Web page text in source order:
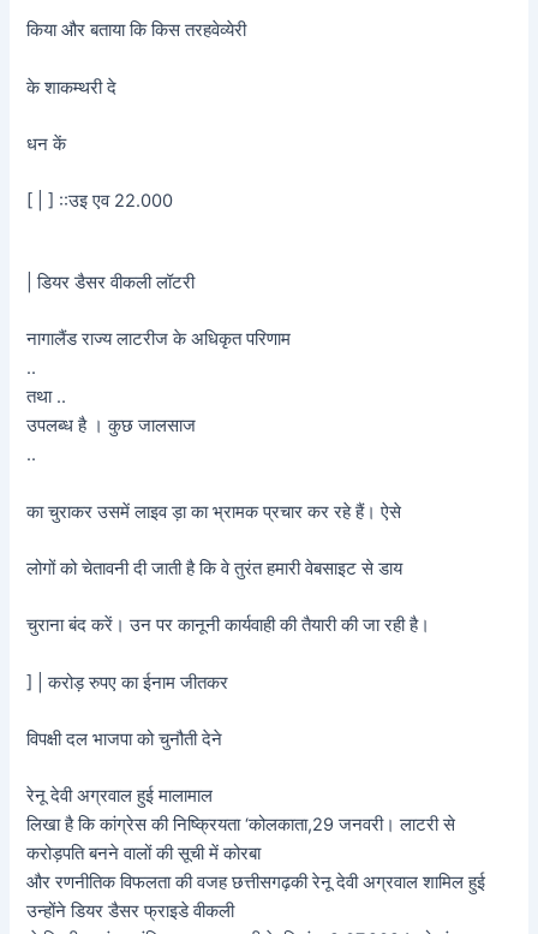
किया और बताया कि किस तरहवेव्येरी
के शाकम्थरी दे
धन कें
[ | ] ::उइ एव 22.000
| डियर डैसर वीकली लॉटरी
नागालैंड राज्य लाटरीज के अधिकृत परिणाम
..
तथा ..
उपलब्ध है । कुछ जालसाज
..
का चुराकर उसमें लाइव ड़ा का भ्रामक प्रचार कर रहे हैं। ऐसे
लोगों को चेतावनी दी जाती है कि वे तुरंत हमारी वेबसाइट से डाय
चुराना बंद करें। उन पर कानूनी कार्यवाही की तैयारी की जा रही है।
] | करोड़ रुपए का ईनाम जीतकर
विपक्षी दल भाजपा को चुनौती देने
रेनू देवी अग्रवाल हुई मालामाल
लिखा है कि कांग्रेस की निष्क्रियता ‘कोलकाता,29 जनवरी। लाटरी से
करोड़पति बनने वालों की सूची में कोरबा
और रणनीतिक विफलता की वजह छत्तीसगढ़की रेनू देवी अग्रवाल शामिल हुई
उन्होंने डियर डैसर फ्राइडे वीकली